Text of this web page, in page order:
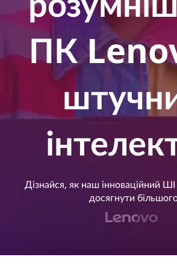
н
м
ПК
Дізнайся, як наш інноваційний
досягнути